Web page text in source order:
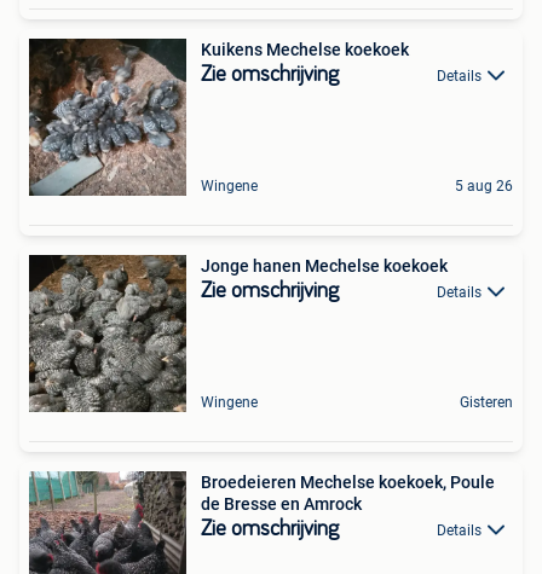
Kuikens Mechelse koekoek
Zie omschrijving Details
Wingene 5 aug 26
Jonge hanen Mechelse koekoek
Zie omschrijving Details
Wingene Gisteren
Broedeieren Mechelse koekoek, Poule
de Bresse en Amrock
Zie omschrijving Details